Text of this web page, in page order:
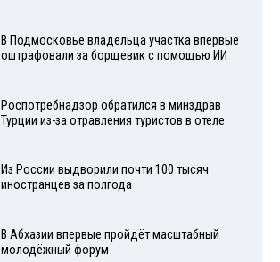
В Подмосковье владельца участка впервые
оштрафовали за борщевик с помощью ИИ
Роспотребнадзор обратился в минздрав
Турции из-за отравления туристов в отеле
Из России выдворили почти 100 тысяч
иностранцев за полгода
В Абхазии впервые пройдёт масштабный
молодёжный форум